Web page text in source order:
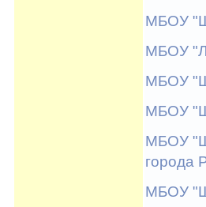
МБОУ
МБОУ
МБОУ
МБОУ
МБОУ
города
МБОУ